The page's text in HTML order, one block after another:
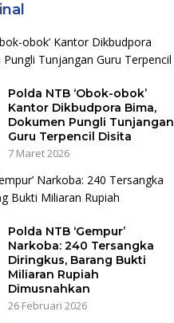
Polda NTB ‘Obok-obok’
Kantor Dikbudpora Bima,
Dokumen Pungli Tunjangan
Guru Terpencil Disita
7 Maret 2026
Polda NTB ‘Gempur’
Narkoba: 240 Tersangka
Diringkus, Barang Bukti
Miliaran Rupiah
Dimusnahkan
26 Februari 2026